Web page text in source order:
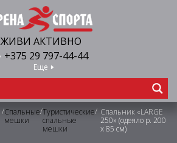
ЖИВИ АКТИВНО
+375 29 797-44-44
Еще
/Спальные
мешки
/Туристические
спальные
мешки
/ Спальник «LARGE
250» (одеяло р. 200
х 85 см)